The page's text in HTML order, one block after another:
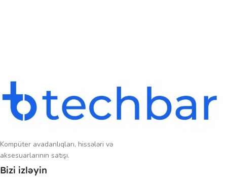
Kompüter avadanlıqları, hissələri və
aksesuarlarının satışı.
Bizi izləyin